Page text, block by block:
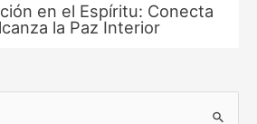
en el Espíritu: Conecta
la Paz Interior